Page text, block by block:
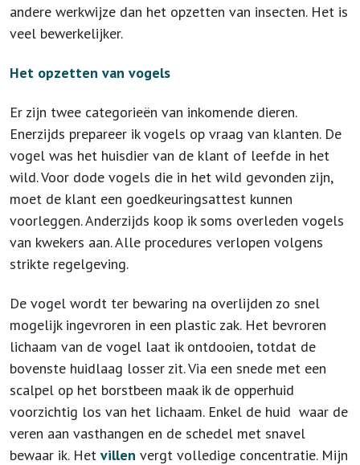
andere werkwijze dan het opzetten van insecten. Het is
veel bewerkelijker.
Het opzetten van vogels
Er zijn twee categorieën van inkomende dieren.
Enerzijds prepareer ik vogels op vraag van klanten. De
vogel was het huisdier van de klant of leefde in het
wild. Voor dode vogels die in het wild gevonden zijn,
moet de klant een goedkeuringsattest kunnen
voorleggen. Anderzijds koop ik soms overleden vogels
van kwekers aan. Alle procedures verlopen volgens
strikte regelgeving.
De vogel wordt ter bewaring na overlijden zo snel
mogelijk ingevroren in een plastic zak. Het bevroren
lichaam van de vogel laat ik ontdooien, totdat de
bovenste huidlaag losser zit. Via een snede met een
scalpel op het borstbeen maak ik de opperhuid
voorzichtig los van het lichaam. Enkel de huid waar de
veren aan vasthangen en de schedel met snavel
bewaar ik. Het villen vergt volledige concentratie. Mijn